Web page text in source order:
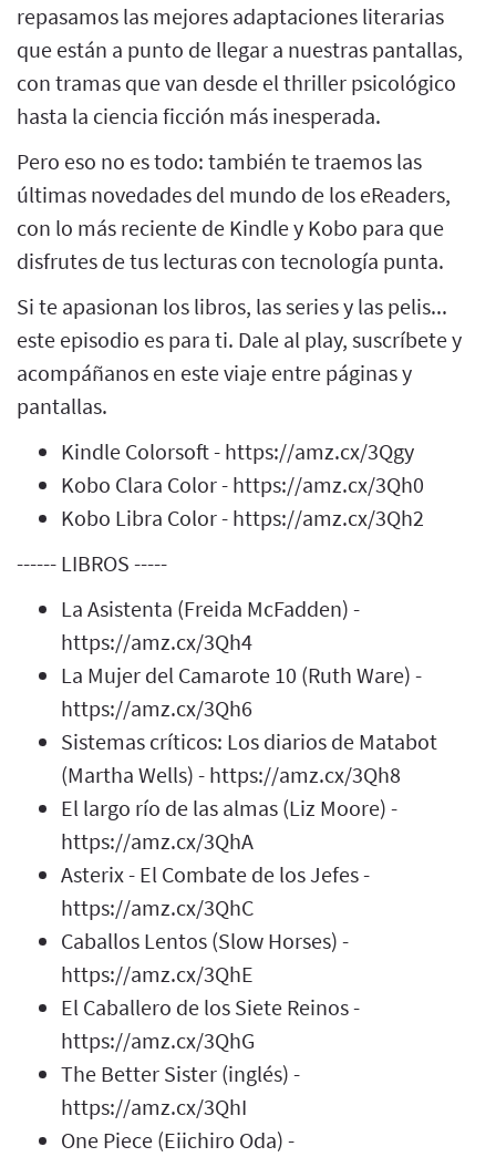
repasamos las mejores adaptaciones literarias
que están a punto de llegar a nuestras pantallas,
con tramas que van desde el thriller psicológico
hasta la ciencia ficción más inesperada.
Pero eso no es todo: también te traemos las
últimas novedades del mundo de los eReaders,
con lo más reciente de Kindle y Kobo para que
disfrutes de tus lecturas con tecnología punta.
Si te apasionan los libros, las series y las pelis...
este episodio es para ti. Dale al play, suscríbete y
acompáñanos en este viaje entre páginas y
pantallas.
Kindle Colorsoft - https://amz.cx/3Qgy
Kobo Clara Color - https://amz.cx/3Qh0
Kobo Libra Color - https://amz.cx/3Qh2
------ LIBROS -----
La Asistenta (Freida McFadden) -
https://amz.cx/3Qh4
La Mujer del Camarote 10 (Ruth Ware) -
https://amz.cx/3Qh6
Sistemas críticos: Los diarios de Matabot
(Martha Wells) - https://amz.cx/3Qh8
El largo río de las almas (Liz Moore) -
https://amz.cx/3QhA
Asterix - El Combate de los Jefes -
https://amz.cx/3QhC
Caballos Lentos (Slow Horses) -
https://amz.cx/3QhE
El Caballero de los Siete Reinos -
https://amz.cx/3QhG
The Better Sister (inglés) -
https://amz.cx/3QhI
One Piece (Eiichiro Oda) -